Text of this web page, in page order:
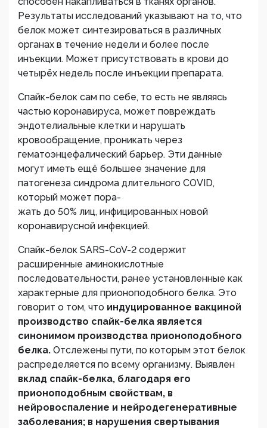
Результаты исследований указывают на то, что
белок может синтезироваться в различных
органах в течение недели и более после
инъекции. Может присутствовать в крови до
четырёх недель после инъекции препарата.
Спайк-белок сам по себе, то есть не являясь
частью коронавируса, может повреждать
эндотелиальные клетки и нарушать
кровообращение, проникать через
гематоэнцефалический барьер. Эти данные
могут иметь ещё большее значение для
патогенеза синдрома длительного COVID,
который может пора-
жать до 50% лиц, инфицированных новой
коронавирусной инфекцией.
Спайк-белок SARS-CoV-2 содержит
расширенные аминокислотные
последовательности, ранее установленные как
характерные для прионоподобного белка. Это
говорит о том, что индуцированное вакциной
производство спайк-белка является
синонимом производства прионоподобного
белка. Отслежены пути, по которым этот белок
распределяется по всему организму. Выявлен
вклад спайк-белка, благодаря его
прионоподобным свойствам, в
нейровоспаление и нейродегенеративные
заболевания; в нарушения свертывания